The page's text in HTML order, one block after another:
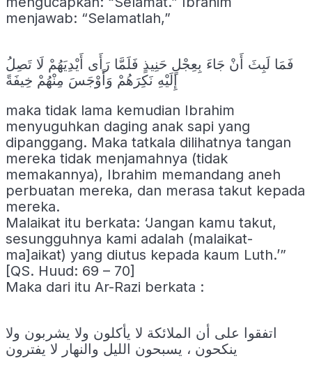
menjawab: “Selamatlah,”
فَمَا لَبِثَ أَنْ جَاءَ بِعِجْلٍ حَنِيذٍ فَلَمَّا رَأَى أَيْدِيَهُمْ لَا تَصِلُ
إِلَيْهِ نَكِرَهُمْ وَأَوْجَسَ مِنْهُمْ خِيفَةً
maka tidak lama kemudian Ibrahim
menyuguhkan daging anak sapi yang
dipanggang. Maka tatkala dilihatnya tangan
mereka tidak menjamahnya (tidak
memakannya), Ibrahim memandang aneh
perbuatan mereka, dan merasa takut kepada
mereka.
Malaikat itu berkata: ‘Jangan kamu takut,
sesungguhnya kami adalah (malaikat-
ma]aikat) yang diutus kepada kaum Luth.’”
[QS. Huud: 69 – 70]
Maka dari itu Ar-Razi berkata :
اتفقوا على أن الملائكة لا يأكلون ولا يشربون ولا
ينكحون ، يسبحون الليل والنهار لا يفترون